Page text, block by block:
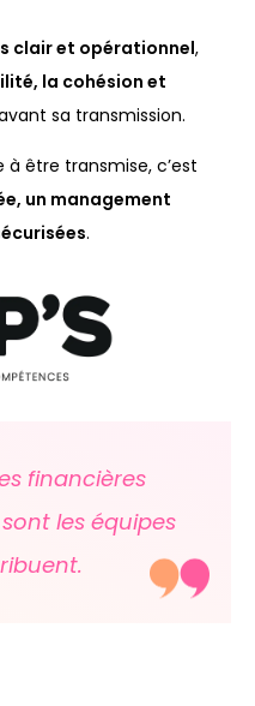
clair et opérationnel,
la cohésion et
sa transmission.
à être transmise, c’est
un management
.
financières
les équipes